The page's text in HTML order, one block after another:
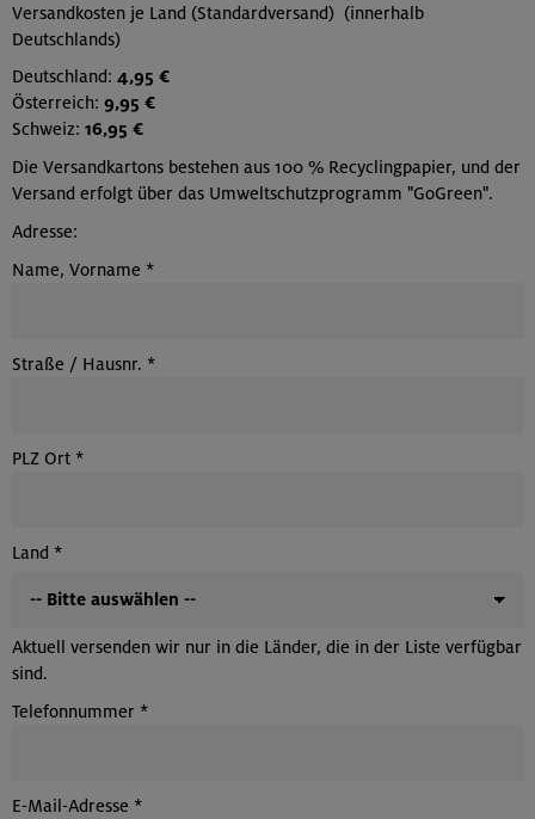
Versandkosten je Land (Standardversand) (innerhalb
Deutschlands)
Deutschland: 4,95 €
Österreich: 9,95 €
Schweiz: 16,95 €
Die Versandkartons bestehen aus 100 % Recyclingpapier, und der
Versand erfolgt über das Umweltschutzprogramm "GoGreen".
Adresse:
Name, Vorname *
Straße / Hausnr. *
PLZ Ort *
Land *
Aktuell versenden wir nur in die Länder, die in der Liste verfügbar
sind.
Telefonnummer *
E-Mail-Adresse *